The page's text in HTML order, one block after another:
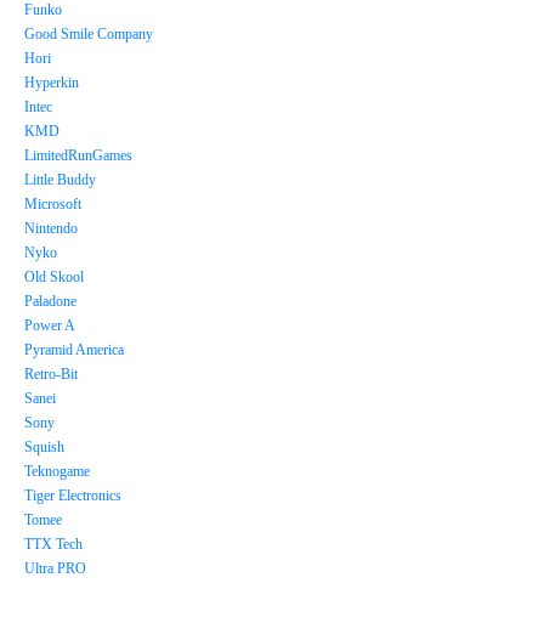
Funko
Good Smile Company
Hori
Hyperkin
Intec
KMD
LimitedRunGames
Little Buddy
Microsoft
Nintendo
Nyko
Old Skool
Paladone
Power A
Pyramid America
Retro-Bit
Sanei
Sony
Squish
Teknogame
Tiger Electronics
Tomee
TTX Tech
Ultra PRO